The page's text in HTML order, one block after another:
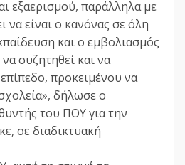
εξαερισμού, παράλληλα με
να είναι ο κανόνας σε όλη
και ο εμβολιασμός
συζητηθεί και να
προκειμένου να
δήλωσε ο
του ΠΟΥ για την
σε διαδικτυακή